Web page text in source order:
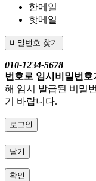
한메일
핫메일
비밀번호 찾기
010-1234-5678
번호로 임시비밀번
해 임시 발급된 비밀
기 바랍니다.
로그인
닫기
확인